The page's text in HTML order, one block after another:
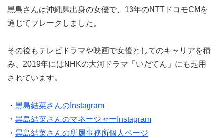
黒島さんは沖縄県出身の女優で、13年のNTTドコモCMを
通じてブレークしました。
その後もテレビドラマや映画で女優としてのキャリアを積
み、2019年にはNHKの大河ドラマ「いだてん」にも起用
されています。
・ 黒島結菜さんのInstagram
・ 黒島結菜さんのマネージャーInstagram
・ 黒島結菜さんの所属事務所個人ページ